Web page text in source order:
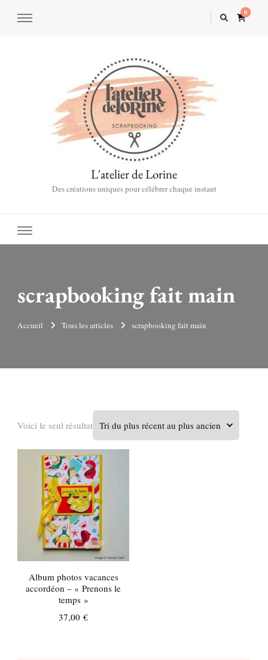
0
L'atelier de Lorine
Des créations uniques pour célébrer chaque instant
scrapbooking fait main
Accueil Tous les articles scrapbooking fait main
Voici le seul résultat
Album photos vacances
accordéon – « Prenons le
temps »
37,00€